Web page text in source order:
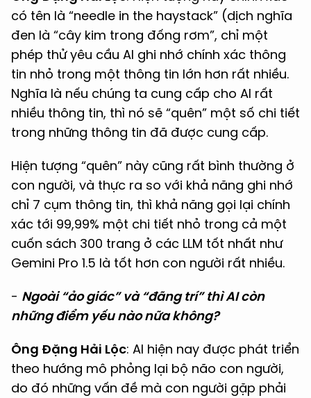
có tên là “needle in the haystack” (dịch nghĩa
đen là “cây kim trong đống rơm”, chỉ một
phép thử yêu cầu AI ghi nhớ chính xác thông
tin nhỏ trong một thông tin lớn hơn rất nhiều.
Nghĩa là nếu chúng ta cung cấp cho AI rất
nhiều thông tin, thì nó sẽ “quên” một số chi tiết
trong những thông tin đã được cung cấp.
Hiện tượng “quên” này cũng rất bình thường ở
con người, và thực ra so với khả năng ghi nhớ
chỉ 7 cụm thông tin, thì khả năng gọi lại chính
xác tới 99,99% một chi tiết nhỏ trong cả một
cuốn sách 300 trang ở các LLM tốt nhất như
Gemini Pro 1.5 là tốt hơn con người rất nhiều.
- Ngoài “ảo giác” và “đãng trí” thì AI còn
những điểm yếu nào nữa không?
Ông Đặng Hải Lộc: AI hiện nay được phát triển
theo hướng mô phỏng lại bộ não con người,
do đó những vấn đề mà con người gặp phải